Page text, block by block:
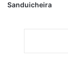
Sanduicheira